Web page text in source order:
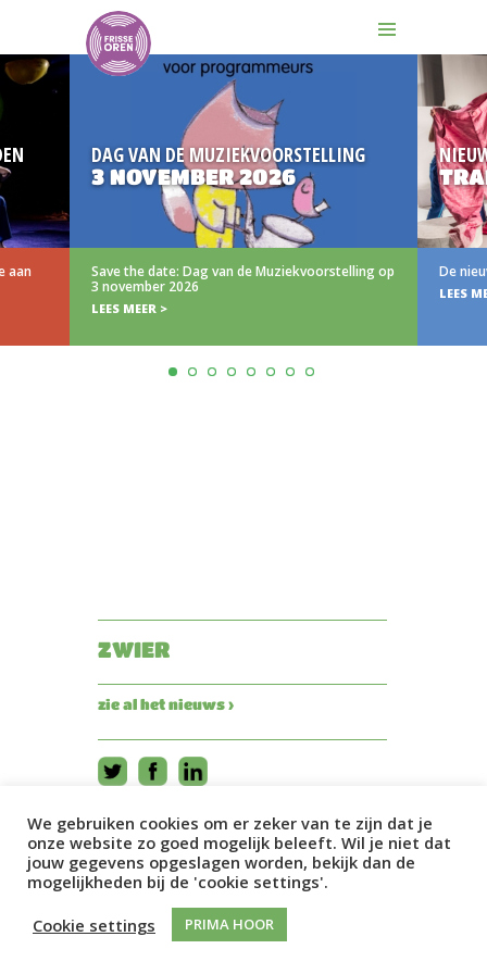
aan
DAG VAN DE MUZIEKVOORSTELLING
3 NOVEMBER 2026
Save the date: Dag van de Muziekvoorstelling op
3 november 2026
LEES MEER >
De
LEES
ZWIER
zie al het nieuws ›
We gebruiken cookies om er zeker van te zijn dat je
onze website zo goed mogelijk beleeft. Wil je niet dat
jouw gegevens opgeslagen worden, bekijk dan de
mogelijkheden bij de 'cookie settings'.
Cookie settings
PRIMA HOOR